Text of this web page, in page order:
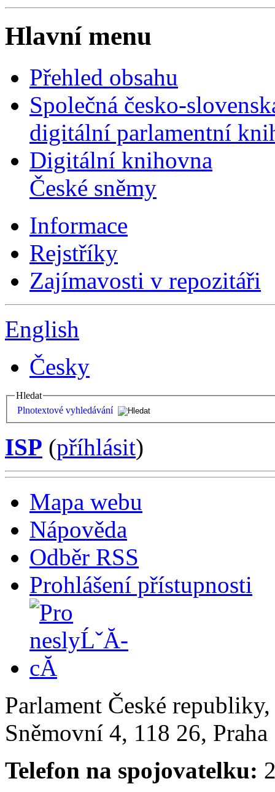
Hlavní menu
Přehled obsahu
Společná česko-
digitální parlamentní
Digitální knihovna
České sněmy
Informace
Rejstříky
Zajímavosti v repozitáři
English
Česky
Hledat
Plnotextové vyhledávání
ISP (příhlásit)
Mapa webu
Nápověda
Odběr RSS
Prohlášení přístupnosti
Parlament České
Sněmovní 4, 118 26,
Telefon na spojovatelku: